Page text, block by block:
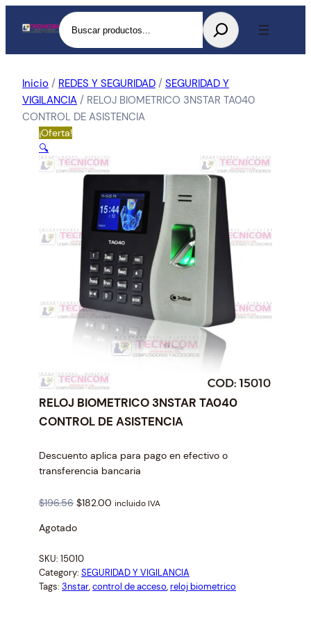
Buscar
Inicio / REDES Y SEGURIDAD / SEGURIDAD Y
VIGILANCIA / RELOJ BIOMETRICO 3NSTAR TA040
CONTROL DE ASISTENCIA
¡Oferta!
🔍
RELOJ BIOMETRICO 3NSTAR TA040
CONTROL DE ASISTENCIA
Descuento aplica para pago en efectivo o
transferencia bancaria
$196.56 O
i
i
n
a
$182.00 C
n
t
incluido IVA
Agotado
SKU: 15010
Category: SEGURIDAD Y VIGILANCIA
Tags: 3nstar, control de acceso, reloj biometrico